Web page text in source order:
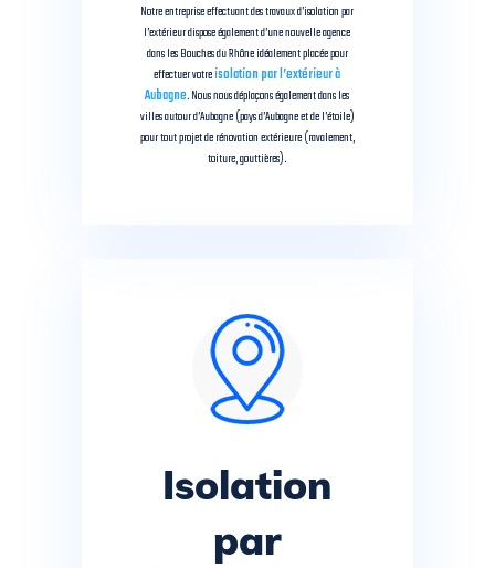
Notre entreprise effectuant des travaux d’isolation par
l’extérieur dispose également d’une nouvelle agence
dans les Bouches du Rhône idéalement placée pour
effectuer votreisolation par l’extérieur à
Aubagne. Nous nous déplaçons également dans les
villes autour d’Aubagne (pays d’Aubagne et de l’étoile)
pour tout projet de rénovation extérieure (ravalement,
toiture, gouttières).
Isolation
par